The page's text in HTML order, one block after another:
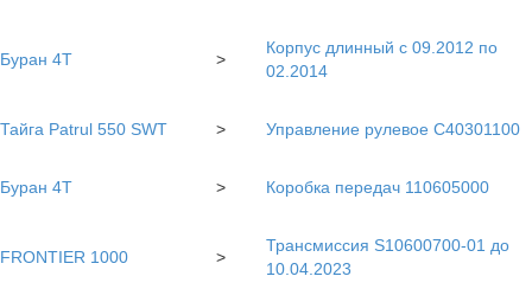
Буран 4Т >
Корпус длинный с 09.2012 по
02.2014
Тайга Patrul 550 SWT > Управление рулевое C40301100
Буран 4Т > Коробка передач 110605000
FRONTIER 1000 >
Трансмиссия S10600700-01 до
10.04.2023